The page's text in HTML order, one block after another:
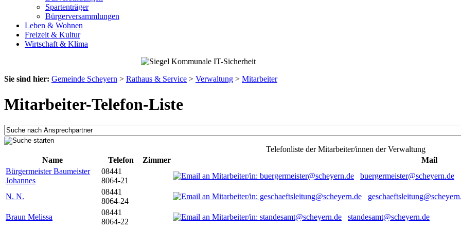
Spartenträger
Bürgerversammlungen
Leben & Wohnen
Freizeit & Kultur
Wirtschaft & Klima
Sie sind hier: Gemeinde Scheyern > Rathaus & Service > Verwaltung > Mitarbeiter
Mitarbeiter-Telefon-Liste
Telefonliste der Mitarbeiter/innen der Verwaltung
Name
Telefon Zimmer
Mail
Bürgermeister Baumeister
Johannes
08441
8064-21
buergermeister@scheyern.de
N. N.
08441
8064-24
Braun Melissa
08441
8064-22
standesamt@scheyern.de